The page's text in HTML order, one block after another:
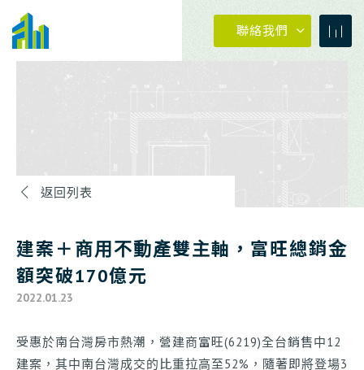
聯絡我們
#880
返回列表
建案＋商用不動產雙主軸，富旺總銷金
額突破170億元
2022.01.23
受惠於南台灣房市熱潮，營建商富旺(6219)全台銷售中12
建案，其中南台灣成交的比重拉高至52%，隨著即將登場3